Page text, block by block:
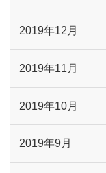
2019年12月
2019年11月
2019年10月
2019年9月